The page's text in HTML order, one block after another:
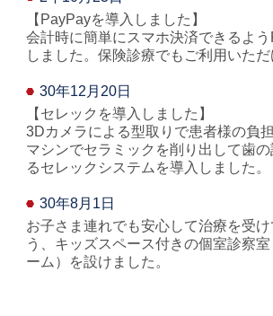
【PayPayを導入しました】
会計時に簡単にスマホ決済できるよ
しました。保険診療でもご利用いただ
30年12月20日
【セレックを導入しました】
3Dカメラによる型取りで患者様の負
マシンでセラミックを削り出して歯
るセレックシステムを導入しました。
30年8月1日
お子さま連れでも安心して治療を受
う、キッズスペース付きの個室診察
ーム）を設けました。